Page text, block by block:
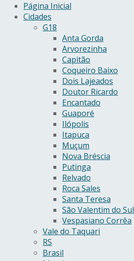
Página Inicial
Cidades
G18
Anta Gorda
Arvorezinha
Capitão
Coqueiro Baixo
Dois Lajeados
Doutor Ricardo
Encantado
Guaporé
Ilópolis
Itapuca
Muçum
Nova Bréscia
Putinga
Relvado
Roca Sales
Santa Teresa
São Valentim do Sul
Vespasiano Corrêa
Vale do Taquari
RS
Brasil